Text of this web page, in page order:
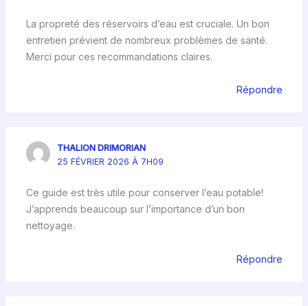
La propreté des réservoirs d’eau est cruciale. Un bon
entretien prévient de nombreux problèmes de santé.
Merci pour ces recommandations claires.
Répondre
THALION DRIMORIAN
25 FÉVRIER 2026 À 7H09
Ce guide est très utile pour conserver l’eau potable!
J’apprends beaucoup sur l’importance d’un bon
nettoyage.
Répondre